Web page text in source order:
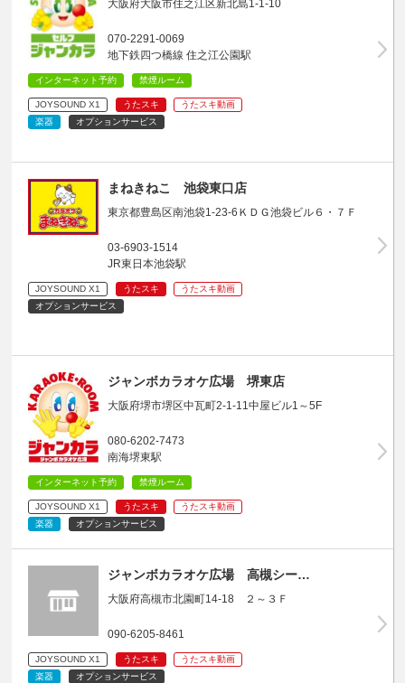
大阪府大阪市住之江区新北島1-1-10
070-2291-0069
地下鉄四つ橋線 住之江公園駅
インターネット予約 禁煙ルーム
JOYSOUND X1 うたスキ
うたスキ動画
楽器
オプションサービス
まねきねこ 池袋東口店
東京都豊島区南池袋1-23-6ＫＤＧ池袋ビル６・７Ｆ
03-6903-1514
JR東日本池袋駅
JOYSOUND X1 うたスキ
うたスキ動画
オプションサービス
ジャンボカラオケ広場 堺東店
大阪府堺市堺区中瓦町2-1-11中屋ビル1～5F
080-6202-7473
南海堺東駅
インターネット予約 禁煙ルーム
JOYSOUND X1 うたスキ
うたスキ動画
楽器
オプションサービス
ジャンボカラオケ広場 高槻シー…
大阪府高槻市北園町14-18 ２～３Ｆ
090-6205-8461
JOYSOUND X1 うたスキ
うたスキ動画
楽器
オプションサービス